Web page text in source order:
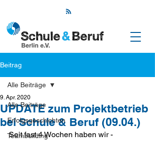
Beitrag
Alle Beiträge
Erfolgsgeschichten
Teambuilding
Alle Beiträge
UPDATE zum Projektbetrieb
bei Schule & Beruf (09.04.)
9. Apr. 2020
Seit fast 4 Wochen haben wir -